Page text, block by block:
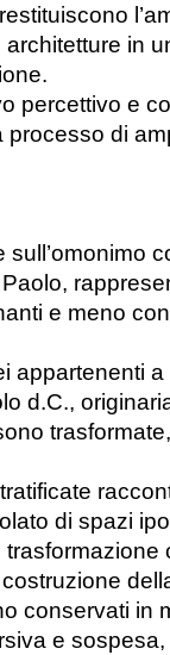
in
percettivo e
di
e meno
appartenenti
d.C.,
di spazi
conservati in
e